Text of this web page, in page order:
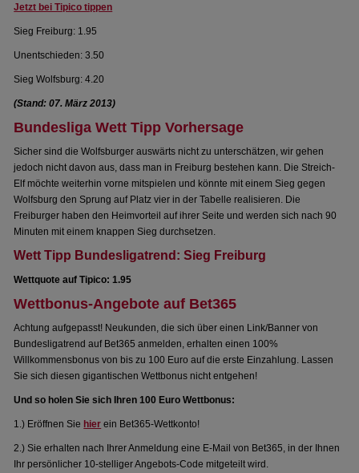
Jetzt bei Tipico tippen
Sieg Freiburg: 1.95
Unentschieden: 3.50
Sieg Wolfsburg: 4.20
(Stand: 07. März 2013)
Bundesliga Wett Tipp Vorhersage
Sicher sind die Wolfsburger auswärts nicht zu unterschätzen, wir gehen
jedoch nicht davon aus, dass man in Freiburg bestehen kann. Die Streich-
Elf möchte weiterhin vorne mitspielen und könnte mit einem Sieg gegen
Wolfsburg den Sprung auf Platz vier in der Tabelle realisieren. Die
Freiburger haben den Heimvorteil auf ihrer Seite und werden sich nach 90
Minuten mit einem knappen Sieg durchsetzen.
Wett Tipp Bundesligatrend: Sieg Freiburg
Wettquote auf Tipico: 1.95
Wettbonus-Angebote auf Bet365
Achtung aufgepasst! Neukunden, die sich über einen Link/Banner von
Bundesligatrend auf Bet365 anmelden, erhalten einen 100%
Willkommensbonus von bis zu 100 Euro auf die erste Einzahlung. Lassen
Sie sich diesen gigantischen Wettbonus nicht entgehen!
Und so holen Sie sich Ihren 100 Euro Wettbonus:
1.) Eröffnen Sie hier ein Bet365-Wettkonto!
2.) Sie erhalten nach Ihrer Anmeldung eine E-Mail von Bet365, in der Ihnen
Ihr persönlicher 10-stelliger Angebots-Code mitgeteilt wird.